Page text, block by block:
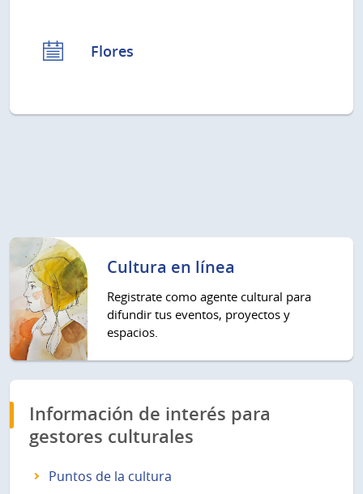
Flores
Cultura en línea
Registrate como agente cultural para
difundir tus eventos, proyectos y
espacios.
Información de interés para
gestores culturales
Puntos de la cultura